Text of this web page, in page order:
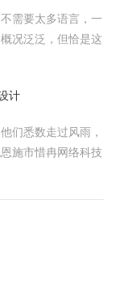
需要太多语言，一
况泛泛，但恰是这
计
们悉数走过风雨，
施市惜冉网络科技